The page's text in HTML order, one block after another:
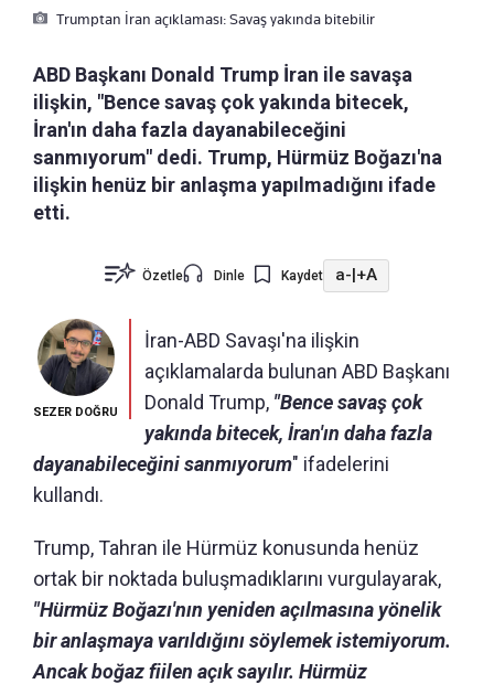
Trumptan İran açıklaması: Savaş yakında bitebilir
ABD Başkanı Donald Trump İran ile savaşa
ilişkin, "Bence savaş çok yakında bitecek,
İran'ın daha fazla dayanabileceğini
sanmıyorum" dedi. Trump, Hürmüz Boğazı'na
ilişkin henüz bir anlaşma yapılmadığını ifade
etti.
Özetle Dinle Kaydet a-|+A
SEZER DOĞRU
İran-ABD Savaşı'na ilişkin
açıklamalarda bulunan ABD Başkanı
Donald Trump, "Bence savaş çok
yakında bitecek, İran'ın daha fazla
dayanabileceğini sanmıyorum" ifadelerini
kullandı.
Trump, Tahran ile Hürmüz konusunda henüz
ortak bir noktada buluşmadıklarını vurgulayarak,
"Hürmüz Boğazı'nın yeniden açılmasına yönelik
bir anlaşmaya varıldığını söylemek istemiyorum.
Ancak boğaz fiilen açık sayılır. Hürmüz